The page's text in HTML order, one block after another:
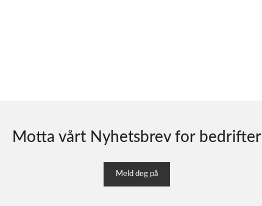
Motta vårt Nyhetsbrev for bedrifter
Meld deg på